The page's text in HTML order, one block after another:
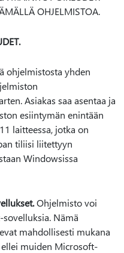
OHJELMISTOA.
ohjelmistosta yhden
Asiakas saa asentaa ja
esiintymän enintään
laitteessa, jotka on
tiliisi liitettyyn
Windowsissa
Ohjelmisto voi
Nämä
mahdollisesti mukana
muiden Microsoft-